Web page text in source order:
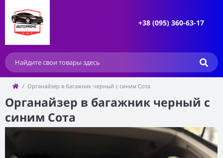
+38 (095) 360-63-17
Органайзер в багажник черный с синим Сота
Органайзер в багажник черный с
синим Сота